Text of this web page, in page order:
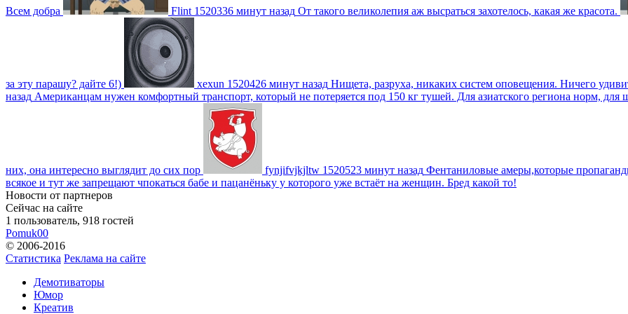
Всем добра Flint 1520336 минут назад От такого великолепия аж высраться захотелось, какая же красота.
за эту парашу? дайте 6!) xexun 1520426 минут назад Нищета, разруха, никаких систем оповещения. Ничего
назад Американцам нужен комфортный транспорт, который не потеряется под 150 кг тушей. Для азиатского региона норм, для
них, она интересно выглядит до сих пор fynjifvjkjltw 1520523 минут назад Фентаниловые амеры,которые
всякое и тут же запрещают чпокаться бабе и пацанёньку у которого уже встаёт на женщин. Бред какой то!
Новости от партнеров
Сейчас на сайте
1 пользователь, 918 гостей
Pomuk00
© 2006-2016
Статистика Реклама на сайте
Демотиваторы
Юмор
Креатив